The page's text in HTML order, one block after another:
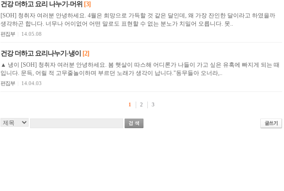
건강 더하고 요리 나누기-머위 [3]
[SOH] 청취자 여러분 안녕하세요. 4월은 희망으로 가득할 것 같은 달인데, 왜 가장 잔인한 달이라고 하였을까
생각하곤 합니다. 너무나 어이없어 어떤 말로도 표현할 수 없는 분노가 치밀어 오릅니다. 못..
편집부 14.05.08
건강 더하고 요리나누기-냉이 [2]
▲ 냉이 [SOH] 청취자 여러분 안녕하세요. 봄 햇살이 따스해 어디론가 나들이 가고 싶은 유혹에 빠지게 되는 때
입니다. 문득, 어릴 적 고무줄놀이하며 부르던 노래가 생각이 납니다."동무들아 오너라,..
편집부 14.04.03
1 2 3